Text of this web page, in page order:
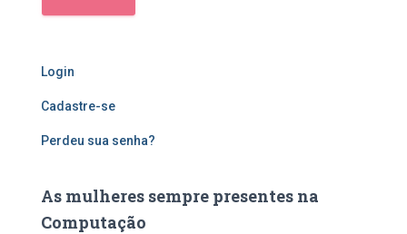
Login
Cadastre-se
Perdeu sua senha?
As mulheres sempre presentes na
Computação